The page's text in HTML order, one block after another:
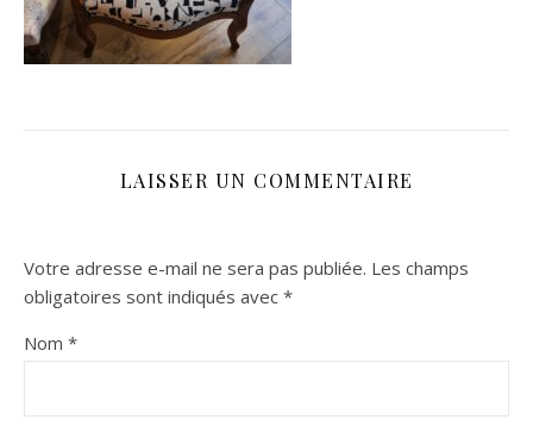
LAISSER UN COMMENTAIRE
Votre adresse e-mail ne sera pas publiée. Les champs
obligatoires sont indiqués avec *
Nom *